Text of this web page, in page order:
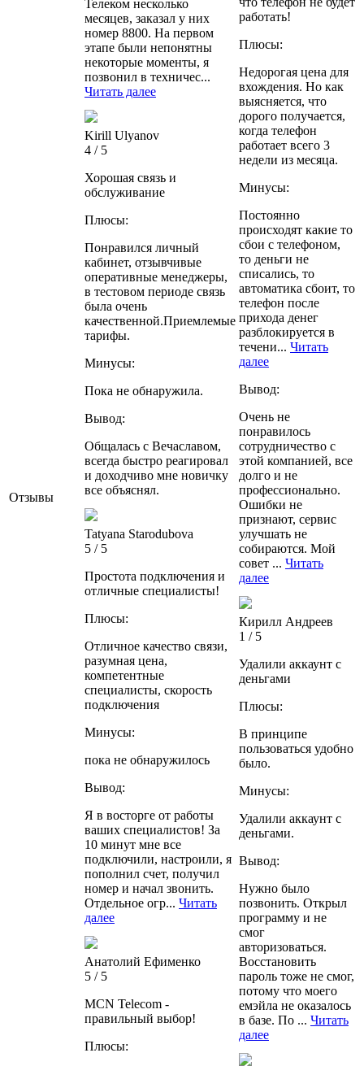
Отзывы
Телеком несколько
месяцев, заказал у них
номер 8800. На первом
этапе были непонятны
некоторые моменты, я
позвонил в техничес...
Читать далее
Kirill Ulyanov
4 / 5
Хорошая связь и
обслуживание
Плюсы:
Понравился личный
кабинет, отзывчивые
оперативные менеджеры,
в тестовом периоде связь
была очень
качественной.Приемлемые
тарифы.
Минусы:
Пока не обнаружила.
Вывод:
Общалась с Вечаславом,
всегда быстро реагировал
и доходчиво мне новичку
все объяснял.
Tatyana Starodubova
5 / 5
Простота подключения и
отличные специалисты!
Плюсы:
Отличное качество связи,
разумная цена,
компетентные
специалисты, скорость
подключения
Минусы:
пока не обнаружилось
Вывод:
Я в восторге от работы
ваших специалистов! За
10 минут мне все
подключили, настроили, я
пополнил счет, получил
номер и начал звонить.
Отдельное огр... Читать
далее
Анатолий Ефименко
5 / 5
MCN Telecom -
правильный выбор!
Плюсы:
работать!
Плюсы:
Недорогая цена для
вхождения. Но как
выясняется, что
дорого получается,
когда телефон
работает всего 3
недели из месяца.
Минусы:
Постоянно
происходят какие то
сбои с телефоном,
то деньги не
списались, то
автоматика сбоит, то
телефон после
прихода денег
разблокируется в
течени... Читать
далее
Вывод:
Очень не
понравилось
сотрудничество с
этой компанией, все
долго и не
профессионально.
Ошибки не
признают, сервис
улучшать не
собираются. Мой
совет ... Читать
далее
Кирилл Андреев
1 / 5
Удалили аккаунт с
деньгами
Плюсы:
В принципе
пользоваться удобно
было.
Минусы:
Удалили аккаунт с
деньгами.
Вывод:
Нужно было
позвонить. Открыл
программу и не
смог
авторизоваться.
Восстановить
пароль тоже не смог,
потому что моего
емэйла не оказалось
в базе. По ... Читать
далее